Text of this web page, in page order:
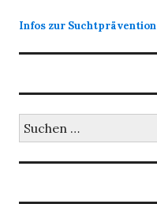
Infos zur Suchtprävention
nach: